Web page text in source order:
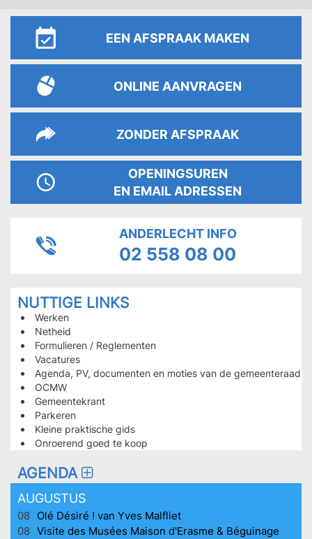
EEN AFSPRAAK MAKEN
ONLINE AANVRAGEN
ZONDER AFSPRAAK
OPENINGSUREN
EN EMAIL ADRESSEN
ANDERLECHT INFO
02 558 08 00
PAGES
LES
PLUS
CONSULTÉES
HOMEPAGE
NUTTIGE LINKS
Werken
Netheid
Formulieren / Reglementen
Vacatures
Agenda, PV, documenten en moties van de gemeenteraad
OCMW
Gemeentekrant
Parkeren
Kleine praktische gids
Onroerend goed te koop
AGENDA
AUGUSTUS
08 Olé Désiré ! van Yves Malfliet
08 Visite des Musées Maison d'Erasme & Béguinage